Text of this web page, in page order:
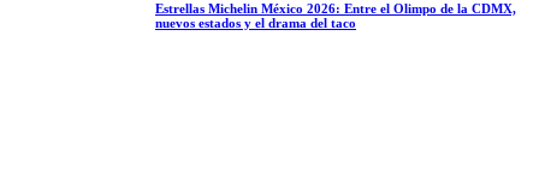
Estrellas Michelin México 2026: Entre el Olimpo de la CDMX,
nuevos estados y el drama del taco